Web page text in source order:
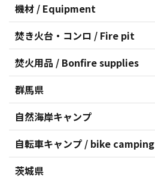
機材 / Equipment
焚き火台・コンロ / Fire pit
焚火用品 / Bonfire supplies
群馬県
自然海岸キャンプ
自転車キャンプ / bike camping
茨城県